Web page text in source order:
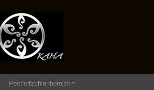
Postleitzahlenbereich